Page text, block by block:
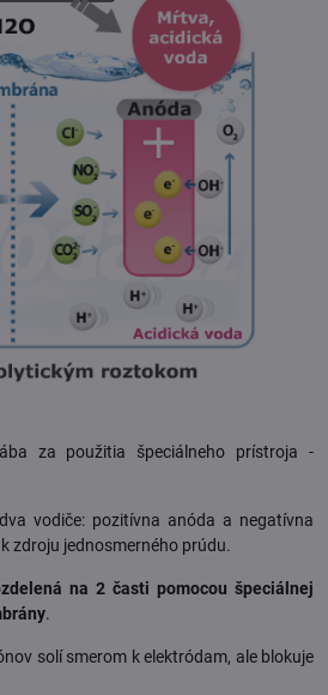
za použitia špeciálneho prístroja -
vodiče: pozitívna anóda a negatívna
zdroju jednosmerného prúdu.
na 2 časti pomocou špeciálnej
.
solí smerom k elektródam, ale blokuje